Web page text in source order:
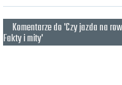
zapłaty. Istnieje
Komentarze do 'Czy jazda na
Fakty i mity'